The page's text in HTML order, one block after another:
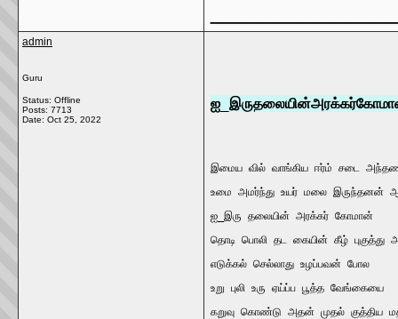
admin
Guru
Status: Offline
Posts: 7713
Date: Oct 25, 2022
ஐ_ இருதலையின்அரக்கர்
இமைய வில் வாங்கிய ஈர்ம் சடை
உமை அமர்ந்து உயர் மலை இருந்தனன்
ஐ இரு தலையின் அரக்கர் கோமான்
தொடி பொலி தட கையின் கீழ் புகுத்து
எடுக்கல் செல்லாது உழப்பவன் போல
உறு புலி உரு ஏய்ப்ப பூத்த வேங்கையை
கறுவு கொண்டு அதன் முதல் குத்திய